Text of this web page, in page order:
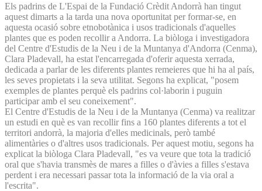
Els padrins de L'Espai de la Fundació Crèdit Andorrà han tingut
aquest dimarts a la tarda una nova oportunitat per formar-se, en
aquesta ocasió sobre etnobotànica i usos tradicionals d'aquelles
plantes que es poden recollir a Andorra. La biòloga i investigadora
del Centre d'Estudis de la Neu i de la Muntanya d'Andorra (Cenma),
Clara Pladevall, ha estat l'encarregada d'oferir aquesta xerrada,
dedicada a parlar de les diferents plantes remeieres que hi ha al país,
les seves propietats i la seva utilitat. Segons ha explicat, "posem
exemples de plantes perquè els padrins col·laborin i puguin
participar amb el seu coneixement".
El Centre d'Estudis de la Neu i de la Muntanya (Cenma) va realitzar
un estudi en què es van recollir fins a 160 plantes diferents a tot el
territori andorrà, la majoria d'elles medicinals, però també
alimentàries o d'altres usos tradicionals. Per aquest motiu, segons ha
explicat la biòloga Clara Pladevall, "es va veure que tota la tradició
oral que s'havia transmès de mares a filles o d'àvies a filles s'estava
perdent i era necessari passar tota la informació de la via oral a
l'escrita".